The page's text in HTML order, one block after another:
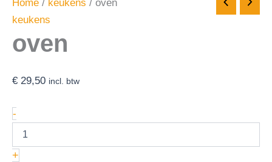
Home / keukens / oven
keukens
oven
€ 29,50 incl. btw
-
+